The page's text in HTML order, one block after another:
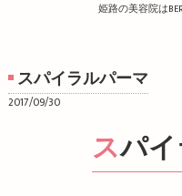
姫路の美容院は
スパイラルパーマ
2017/09/30
スパ